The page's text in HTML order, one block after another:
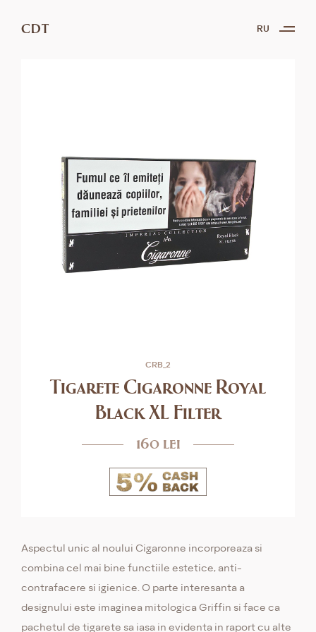
CDT RU
СRB_2
Tigarete Cigaronne Royal
Black XL Filter
160 lei
Aspectul unic al noului Cigaronne incorporeaza si
combina cel mai bine functiile estetice, anti-
contrafacere si igienice. O parte interesanta a
designului este imaginea mitologica Griffin si face ca
pachetul de tigarete sa iasa in evidenta in raport cu alte